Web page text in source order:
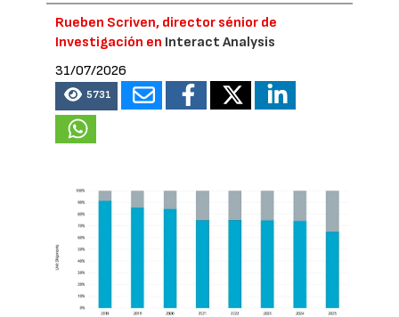
Rueben Scriven, director sénior de
Investigación en Interact Analysis
31/07/2026
5731